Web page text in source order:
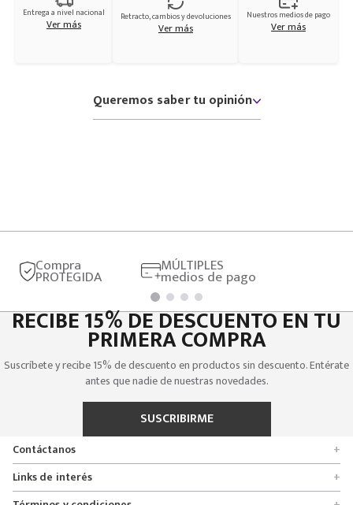
Entrega a nivel nacional
Ver más Retracto, cambios y devoluciones
Ver más
Nuestros medios de pago
Ver más
Queremos saber tu opinión
Compra
PROTEGIDA
MÚLTIPLES
medios de pago
RECIBE 15% DE DESCUENTO EN TU
PRIMERA COMPRA
Suscríbete y recibe 15% de descuento en productos sin descuento. Entérate
antes que nadie de nuestras novedades.
SUSCRIBIRME
Contáctanos
+
Encuentra tu tienda
Formulario de solicitudes
Links de interés +
Quienes somos